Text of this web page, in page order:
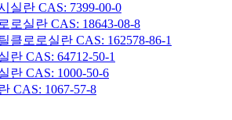
실란 CAS: 7399-00-0
로실란 CAS: 18643-08-8
클로로실란 CAS: 162578-86-1
란 CAS: 64712-50-1
란 CAS: 1000-50-6
CAS: 1067-57-8